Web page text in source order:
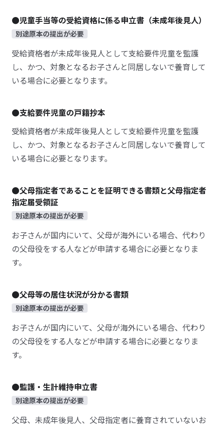
●児童手当等の受給資格に係る申立書（未成年後見人）
別途原本の提出が必要
受給資格者が未成年後見人として支給要件児童を監護
し、かつ、対象となるお子さんと同居しないで養育して
いる場合に必要となります。
●支給要件児童の戸籍抄本
受給資格者が未成年後見人として支給要件児童を監護
し、かつ、対象となるお子さんと同居しないで養育して
いる場合に必要となります。
●父母指定者であることを証明できる書類と父母指定者
指定届受領証
別途原本の提出が必要
お子さんが国内にいて、父母が海外にいる場合、代わり
の父母役をする人などが申請する場合に必要となりま
す。
●父母等の居住状況が分かる書類
別途原本の提出が必要
お子さんが国内にいて、父母が海外にいる場合、代わり
の父母役をする人などが申請する場合に必要となりま
す。
●監護・生計維持申立書
別途原本の提出が必要
父母、未成年後見人、父母指定者に養育されていないお